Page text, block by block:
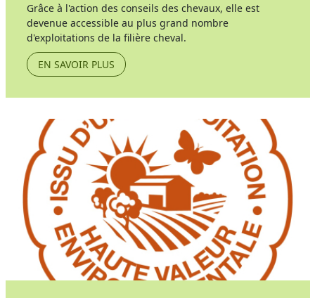
Grâce à l'action des conseils des chevaux, elle est
devenue accessible au plus grand nombre
d'exploitations de la filière cheval.
EN SAVOIR PLUS